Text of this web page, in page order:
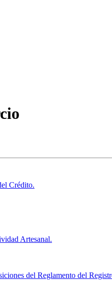
Crédito.
Artesanal.
del Reglamento del